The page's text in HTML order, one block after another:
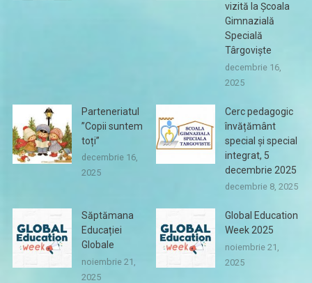
vizită la Școala
Gimnazială
Specială
Târgoviște
decembrie 16,
2025
Parteneriatul
”Copii suntem
toți”
decembrie 16,
2025
Cerc pedagogic
învățământ
special și special
integrat, 5
decembrie 2025
decembrie 8, 2025
Săptămana
Educației
Globale
noiembrie 21,
2025
Global Education
Week 2025
noiembrie 21,
2025